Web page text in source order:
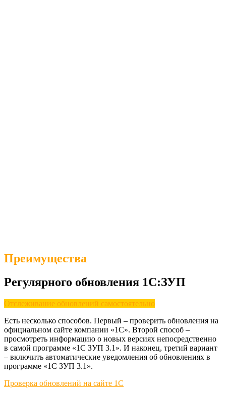
Преимущества
Регулярного обновления 1С:ЗУП
Отслеживание обновлений самостоятельно
Есть несколько способов. Первый – проверить обновления на
официальном сайте компании «1С». Второй способ –
просмотреть информацию о новых версиях непосредственно
в самой программе «1С ЗУП 3.1». И наконец, третий вариант
– включить автоматические уведомления об обновлениях в
программе «1С ЗУП 3.1».
Проверка обновлений на сайте 1С